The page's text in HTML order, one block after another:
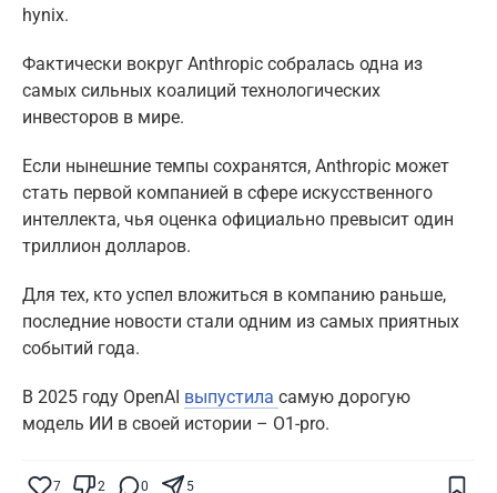
hynix.
Фактически вокруг Anthropic собралась одна из
самых сильных коалиций технологических
инвесторов в мире.
Если нынешние темпы сохранятся, Anthropic может
стать первой компанией в сфере искусственного
интеллекта, чья оценка официально превысит один
триллион долларов.
Для тех, кто успел вложиться в компанию раньше,
последние новости стали одним из самых приятных
событий года.
В 2025 году OpenAI выпустила самую дорогую
модель ИИ в своей истории – O1-pro.
7 2 0 5
показываться вам